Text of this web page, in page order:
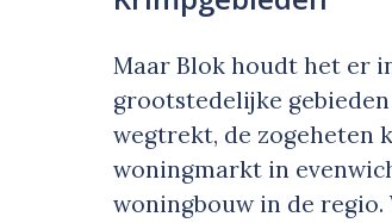
Maar Blok houdt het er
grootstedelijke
wegtrekt, de zogeheten
woningmarkt in
woningbouw in de